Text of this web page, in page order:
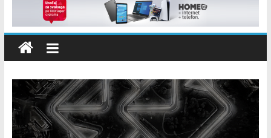
načelnik Marin Radišić čestitali organizatoricama na realizaciji
sportsko edukativnog kampa “Izlazi vani”